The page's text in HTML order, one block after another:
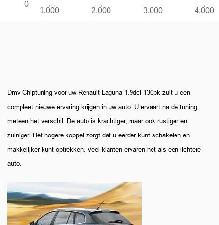
Dmv Chiptuning voor uw Renault Laguna 1.9dci 130pk zult u een
compleet nieuwe ervaring krijgen in uw auto. U ervaart na de tuning
meteen het verschil. De auto is krachtiger, maar ook rustiger en
zuiniger. Het hogere koppel zorgt dat u eerder kunt schakelen en
makkelijker kunt optrekken. Veel klanten ervaren het als een lichtere
auto.